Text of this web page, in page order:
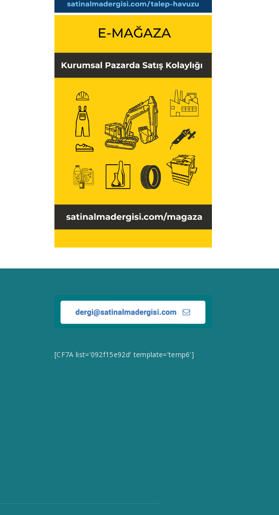
[CF7A list='092f15e92d' template='temp6']